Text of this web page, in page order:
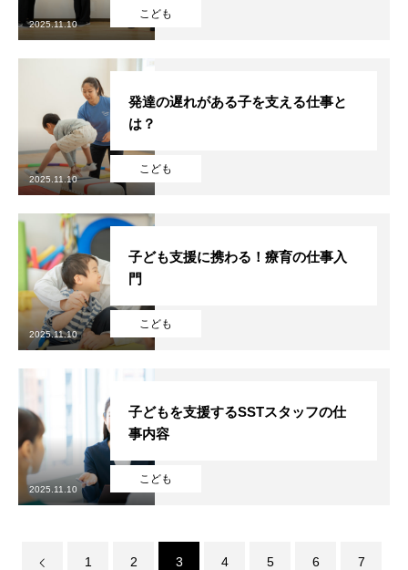
HOME
会社を知る
仕事を知る
採用を知る
こども
2025.11.10
こども
発達の遅れがある子を支える仕事と
は？
2025.11.10
こども
子ども支援に携わる！療育の仕事入
門
2025.11.10
こども
子どもを支援するSSTスタッフの仕
事内容
2025.11.10
1 2 3 4 5 6 7